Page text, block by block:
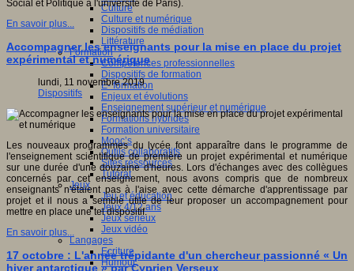
Culture
Culture et numérique
Dispositifs de médiation
Littérature
Formation
Compétences professionnelles
Dispositifs de formation
E- formation
Enjeux et évolutions
Enseignement supérieur et numérique
Formations hybrides
Formation universitaire
Mooc’s
Outils collaboratifs
Sites ressources
Tutorat
Jeux
Jeu et éducation
Jeux 4/12 ans
Jeux sérieux
Jeux vidéo
Langages
Ecriture
Humour
Social et Politique à l'université de Paris).
En savoir plus...
Accompagner les enseignants pour la mise en place du projet
expérimental et numérique
lundi, 11 novembre 2019
Dispositifs
Les nouveaux programmes du lycée font apparaître dans le programme de
l'enseignement scientifique de première un projet expérimental et numérique
sur une durée d'une douzaine d'heures. Lors d'échanges avec des collègues
concernés par cet enseignement, nous avons compris que de nombreux
enseignants n'étaient pas à l'aise avec cette démarche d'apprentissage par
projet et il nous a semble utile de leur proposer un accompagnement pour
mettre en place une tel dispositif.
En savoir plus...
17 octobre : L'année trépidante d'un chercheur passionné « Un
hiver antarctique » par Cyprien Verseux